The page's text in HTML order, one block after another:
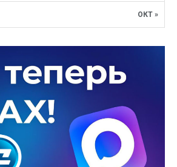
ОКТ »